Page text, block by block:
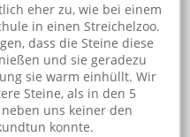
eher zu, wie bei einem
in einen Streichelzoo.
dass die Steine diese
und sie geradezu
sie warm einhüllt. Wir
Steine, als in den 5
uns keiner den
konnte.